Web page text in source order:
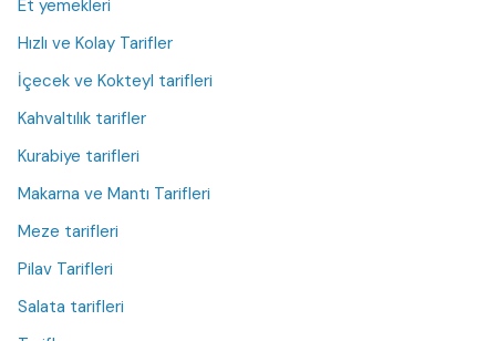
Et yemekleri
Hızlı ve Kolay Tarifler
İçecek ve Kokteyl tarifleri
Kahvaltılık tarifler
Kurabiye tarifleri
Makarna ve Mantı Tarifleri
Meze tarifleri
Pilav Tarifleri
Salata tarifleri